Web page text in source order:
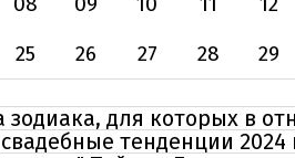
25 26 27 28 29
для которых в
тенденции 2024